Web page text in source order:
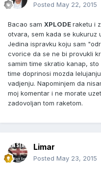
Posted May 22, 2015
Bacao sam XPLODEraketu i
otvara, sem kada se kukuruz
Jedina ispravku koju sam
cvorice da se ne bi provukli
samim time skratio kanap,
time doprinosi mozda
vadjenju. Napominjem da
moj komentar i ne morate
zadovoljan tom raketom.
Limar
Posted May 23, 2015